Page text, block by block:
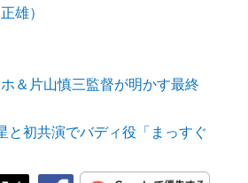
雄）
＆片山慎三監督が明かす最終
初共演でバディ役「まっすぐ